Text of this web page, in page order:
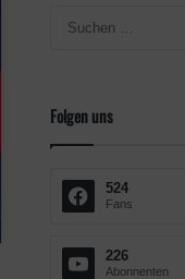
Folgen uns
524
Fans
226
Abonnenten